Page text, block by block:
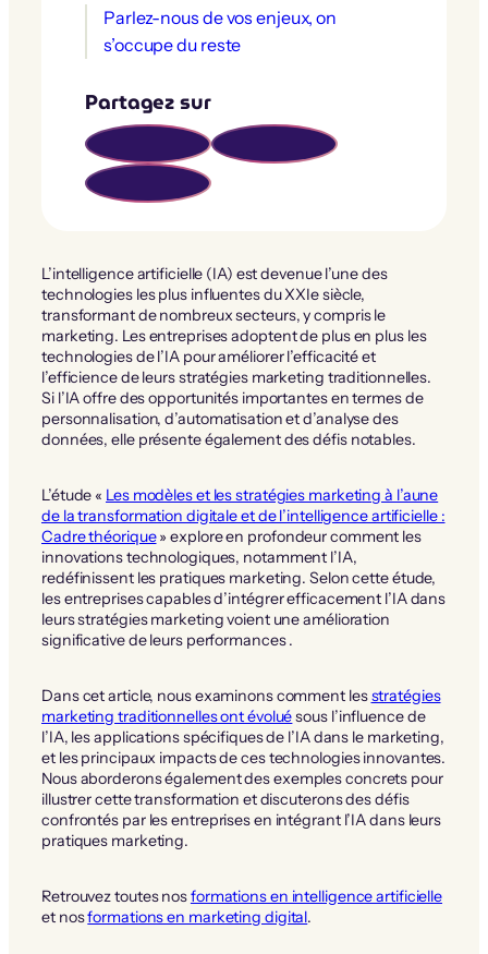
L’intelligence artificielle (IA) est devenue l’une des
technologies les plus influentes du XXIe siècle,
transformant de nombreux secteurs, y compris le
marketing. Les entreprises adoptent de plus en plus les
technologies de l’IA pour améliorer l’efficacité et
l’efficience de leurs stratégies marketing traditionnelles.
Si l’IA offre des opportunités importantes en termes de
personnalisation, d’automatisation et d’analyse des
données, elle présente également des défis notables.
L’étude « Les modèles et les stratégies marketing à l’aune
de la transformation digitale et de l’intelligence artificielle :
Cadre théorique» explore en profondeur comment les
innovations technologiques, notamment l’IA,
redéfinissent les pratiques marketing. Selon cette étude,
les entreprises capables d’intégrer efficacement l’IA dans
leurs stratégies marketing voient une amélioration
significative de leurs performances .
Dans cet article, nous examinons comment lesstratégies
marketing traditionnelles ont évoluésous l’influence de
l’IA, les applications spécifiques de l’IA dans le marketing,
et les principaux impacts de ces technologies innovantes.
Nous aborderons également des exemples concrets pour
illustrer cette transformation et discuterons des défis
confrontés par les entreprises en intégrant l’IA dans leurs
pratiques marketing.
Retrouvez toutes nosformations en intelligence artificielle
et nosformations en marketing digital.
Parlez-nous de vos enjeux, on
s’occupe du reste
Partagez sur